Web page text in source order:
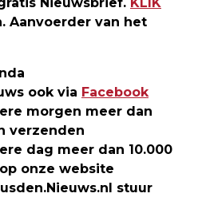
Aanvoerder van het
ook via Facebook
morgen meer dan
verzenden
dag meer dan 10.000
onze website
stuur